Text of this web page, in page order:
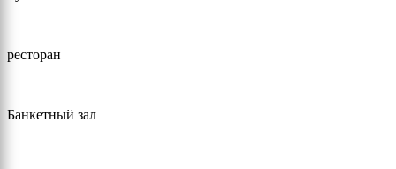
ресторан
Банкетный зал